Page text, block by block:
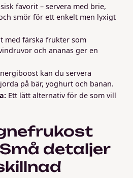
favorit – servera med brie,
smör för ett enkelt men lyxigt
med färska frukter som
och ananas ger en
kan du servera
på bär, yoghurt och banan.
Ett lätt alternativ för de som vill
detaljer